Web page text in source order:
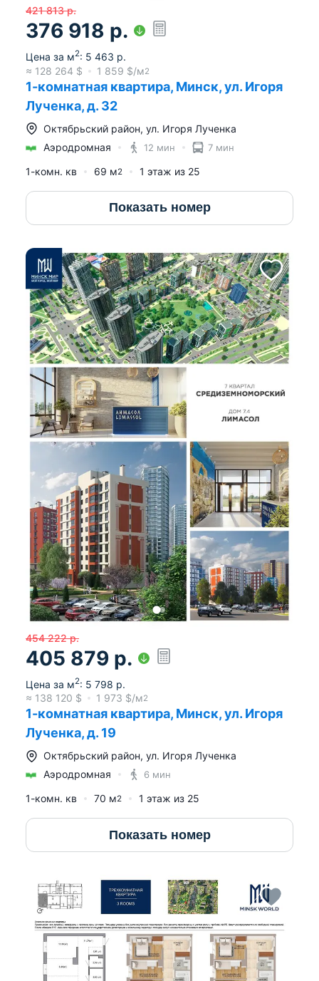
421 813 р.
376 918 р.
Цена за м2: 5 463 р.
≈ 128 264 $ 1 859 $/м2
1-комнатная квартира, Минск, ул. Игоря
Лученка, д. 32
Октябрьский район, ул. Игоря Лученка
Аэродромная
12 мин 7 мин
1-комн. кв 69 м2 1 этаж из 25
Показать номер
454 222 р.
405 879 р.
Цена за м2: 5 798 р.
≈ 138 120 $ 1 973 $/м2
1-комнатная квартира, Минск, ул. Игоря
Лученка, д. 19
Октябрьский район, ул. Игоря Лученка
Аэродромная
6 мин
1-комн. кв 70 м2 1 этаж из 25
Показать номер